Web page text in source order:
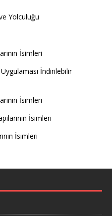
Yolculuğu
İsimleri
İndirilebilir
İsimleri
İsimleri
İsimleri